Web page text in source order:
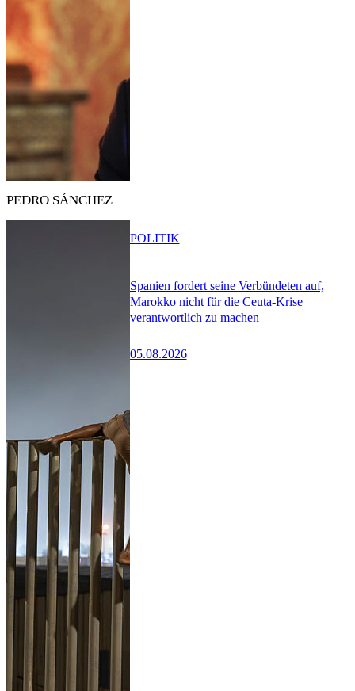
PEDRO SÁNCHEZ
Spanien fordert seine Verbündeten auf,
Marokko nicht für die Ceuta-Krise
verantwortlich zu machen
05.08.2026
POLITIK